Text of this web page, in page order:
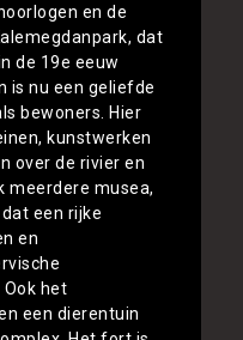
en de
dat
de 19e eeuw
is nu een geliefde
bewoners. Hier
kunstwerken
over de rivier en
meerdere musea,
een rijke
en
het
een dierentuin